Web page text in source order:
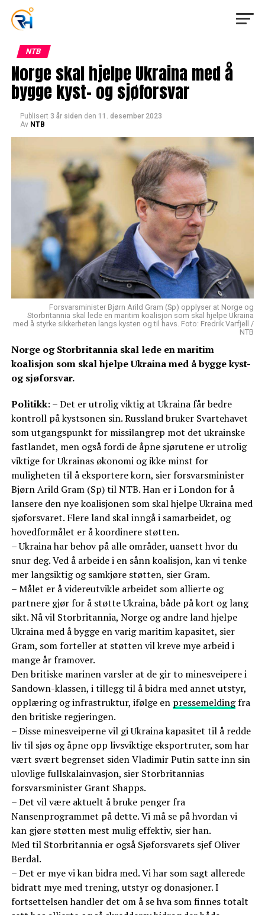
NTB
Norge skal hjelpe Ukraina med å
bygge kyst- og sjøforsvar
Publisert 3 år siden den 11. desember 2023
Av NTB
Forsvarsminister Bjørn Arild Gram (Sp) opplyser at Norge og
Storbritannia skal lede en maritim koalisjon som skal hjelpe Ukraina
med å styrke sikkerheten langs kysten og til havs. Foto: Fredrik Varfjell /
NTB
Norge og Storbritannia skal lede en maritim
koalisjon som skal hjelpe Ukraina med å bygge kyst-
og sjøforsvar.
Politikk: – Det er utrolig viktig at Ukraina får bedre
kontroll på kystsonen sin. Russland bruker Svartehavet
som utgangspunkt for missilangrep mot det ukrainske
fastlandet, men også fordi de åpne sjørutene er utrolig
viktige for Ukrainas økonomi og ikke minst for
muligheten til å eksportere korn, sier forsvarsminister
Bjørn Arild Gram (Sp) til NTB. Han er i London for å
lansere den nye koalisjonen som skal hjelpe Ukraina med
sjøforsvaret. Flere land skal inngå i samarbeidet, og
hovedformålet er å koordinere støtten.
– Ukraina har behov på alle områder, uansett hvor du
snur deg. Ved å arbeide i en sånn koalisjon, kan vi tenke
mer langsiktig og samkjøre støtten, sier Gram.
– Målet er å videreutvikle arbeidet som allierte og
partnere gjør for å støtte Ukraina, både på kort og lang
sikt. Nå vil Storbritannia, Norge og andre land hjelpe
Ukraina med å bygge en varig maritim kapasitet, sier
Gram, som forteller at støtten vil kreve mye arbeid i
mange år framover.
Den britiske marinen varsler at de gir to minesveipere i
Sandown-klassen, i tillegg til å bidra med annet utstyr,
opplæring og infrastruktur, ifølge en pressemeldingfra
den britiske regjeringen.
– Disse minesveiperne vil gi Ukraina kapasitet til å redde
liv til sjøs og åpne opp livsviktige eksportruter, som har
vært svært begrenset siden Vladimir Putin satte inn sin
ulovlige fullskalainvasjon, sier Storbritannias
forsvarsminister Grant Shapps.
– Det vil være aktuelt å bruke penger fra
Nansenprogrammet på dette. Vi må se på hvordan vi
kan gjøre støtten mest mulig effektiv, sier han.
Med til Storbritannia er også Sjøforsvarets sjef Oliver
Berdal.
– Det er mye vi kan bidra med. Vi har som sagt allerede
bidratt mye med trening, utstyr og donasjoner. I
fortsettelsen handler det om å se hva som finnes totalt